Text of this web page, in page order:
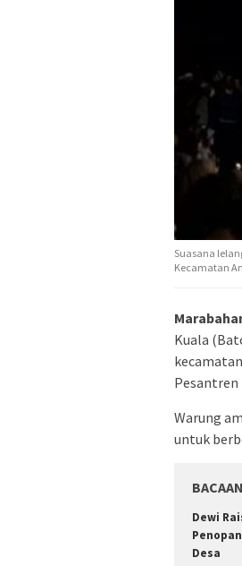
Suasana
Kecamatan
Kuala
Pesantren
Warung
untuk
Dewi
Desa